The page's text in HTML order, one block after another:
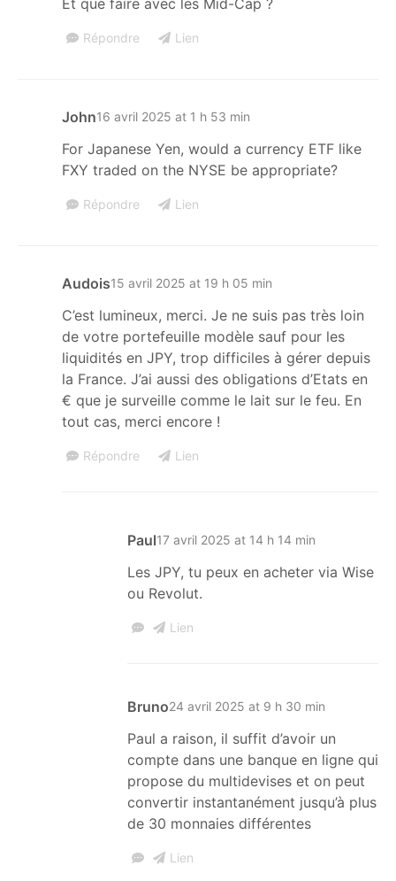
Répondre Lien
John16 avril 2025 at 1 h 53 min
For Japanese Yen, would a currency ETF like
FXY traded on the NYSE be appropriate?
Répondre Lien
Audois15 avril 2025 at 19 h 05 min
C’est lumineux, merci. Je ne suis pas très loin
de votre portefeuille modèle sauf pour les
liquidités en JPY, trop difficiles à gérer depuis
la France. J’ai aussi des obligations d’Etats en
€ que je surveille comme le lait sur le feu. En
tout cas, merci encore !
Répondre Lien
Paul17 avril 2025 at 14 h 14 min
Les JPY, tu peux en acheter via Wise
ou Revolut.
Lien
Bruno24 avril 2025 at 9 h 30 min
Paul a raison, il suffit d’avoir un
compte dans une banque en ligne qui
propose du multidevises et on peut
convertir instantanément jusqu’à plus
de 30 monnaies différentes
Lien